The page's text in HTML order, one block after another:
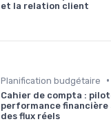
et la relation client
Planification budgétaire •
Cahier de compta :
performance financière
des flux réels